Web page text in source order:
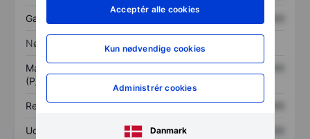
Acceptér alle cookies
Kun nødvendige cookies
Administrér cookies
Danmark
Gæld
Nøgletal
Markedsværdi/omsætning
(P/S)
Resultat pr. aktie (EPS) XXXXXXX XXXXXXX
Udbytte pr. aktie XXXXXXX